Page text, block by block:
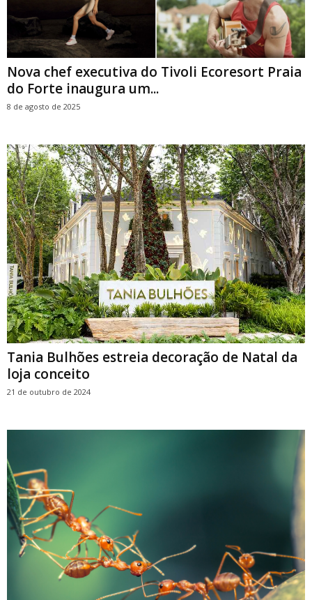
Nova chef executiva do Tivoli Ecoresort Praia
do Forte inaugura um...
8 de agosto de 2025
Tania Bulhões estreia decoração de Natal da
loja conceito
21 de outubro de 2024